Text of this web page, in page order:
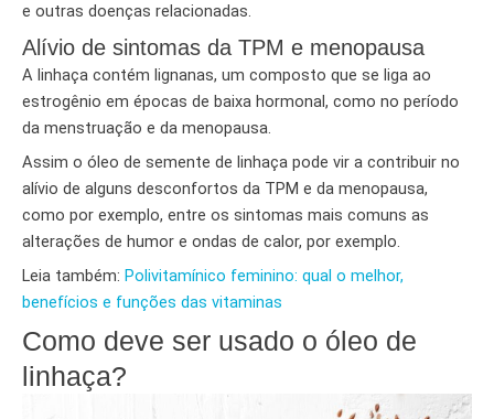
e outras doenças relacionadas.
Alívio de sintomas da TPM e menopausa
A linhaça contém lignanas, um composto que se liga ao
estrogênio em épocas de baixa hormonal, como no período
da menstruação e da menopausa.
Assim o óleo de semente de linhaça pode vir a contribuir no
alívio de alguns desconfortos da TPM e da menopausa,
como por exemplo, entre os sintomas mais comuns as
alterações de humor e ondas de calor, por exemplo.
Leia também: Polivitamínico feminino: qual o melhor,
benefícios e funções das vitaminas
Como deve ser usado o óleo de
linhaça?